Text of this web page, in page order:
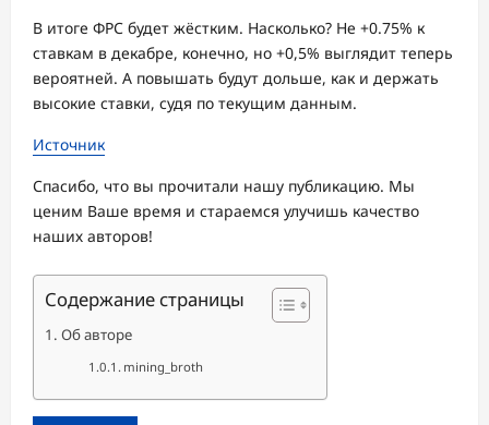
В итоге ФРС будет жёстким. Насколько? Не +0.75% к
ставкам в декабре, конечно, но +0,5% выглядит теперь
вероятней. А повышать будут дольше, как и держать
высокие ставки, судя по текущим данным.
Источник
Спасибо, что вы прочитали нашу публикацию. Мы
ценим Ваше время и стараемся улучишь качество
наших авторов!
Содержание страницы
Об авторе
mining_broth